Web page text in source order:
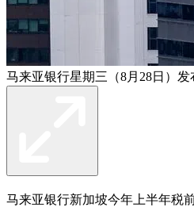
马来亚银行星期三（8月28日）
马来亚银行新加坡今年上半年税